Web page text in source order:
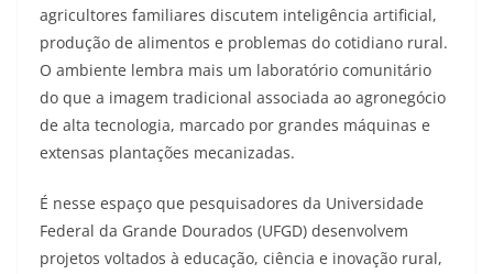
agricultores familiares discutem inteligência artificial,
produção de alimentos e problemas do cotidiano rural.
O ambiente lembra mais um laboratório comunitário
do que a imagem tradicional associada ao agronegócio
de alta tecnologia, marcado por grandes máquinas e
extensas plantações mecanizadas.
É nesse espaço que pesquisadores da Universidade
Federal da Grande Dourados (UFGD) desenvolvem
projetos voltados à educação, ciência e inovação rural,